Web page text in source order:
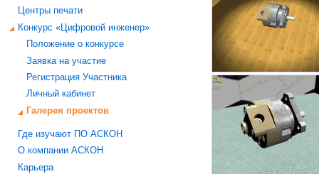
Центры печати
Конкурс «Цифровой инженер»
Положение о конкурсе
Заявка на участие
Регистрация Участника
Личный кабинет
Галерея проектов
Где изучают ПО АСКОН
О компании АСКОН
Карьера